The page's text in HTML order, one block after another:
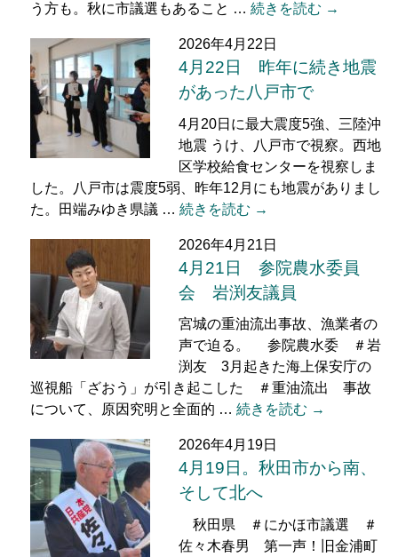
う方も。秋に市議選もあること … 続きを読む →
2026年4月22日
4月22日 昨年に続き地震
があった八戸市で
4月20日に最大震度5強、三陸沖
地震 うけ、八戸市で視察。西地
区学校給食センターを視察しま
した。八戸市は震度5弱、昨年12月にも地震がありまし
た。田端みゆき県議 … 続きを読む →
2026年4月21日
4月21日 参院農水委員
会 岩渕友議員
宮城の重油流出事故、漁業者の
声で迫る。 参院農水委 ＃岩
渕友 3月起きた海上保安庁の
巡視船「ざおう」が引き起こした ＃重油流出 事故
について、原因究明と全面的 … 続きを読む →
2026年4月19日
4月19日。秋田市から南、
そして北へ
秋田県 ＃にかほ市議選 ＃
佐々木春男 第一声！旧金浦町